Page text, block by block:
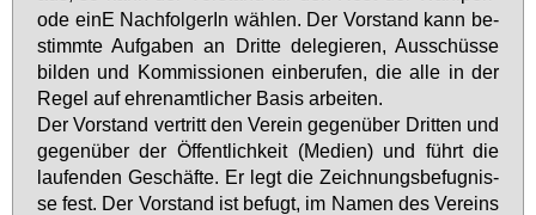
ode ei­nE Nach­fol­ge­rIn wäh­len. Der Vor­stand kann be­
stimm­te Auf­ga­ben an Drit­te de­le­gie­ren, Aus­schüs­se
bil­den und Kom­mis­sio­nen ein­be­ru­fen, die al­le in der
Re­gel auf eh­ren­amt­li­cher Ba­sis ar­bei­ten.
Der Vor­stand ver­tritt den Ver­ein ge­gen­über Drit­ten und
ge­gen­über der Öf­fent­lich­keit (Me­di­en) und führt die
lau­fen­den Ge­schäf­te. Er legt die Zeich­nungs­be­fug­nis­
se fest. Der Vor­stand ist be­fugt, im Na­men des Ver­eins